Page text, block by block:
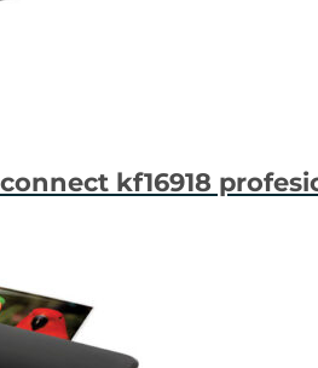
kf16918